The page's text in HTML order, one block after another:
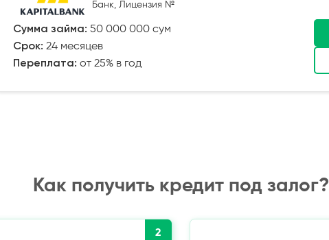
Банк, Лицензия №
Сумма займа: 50 000 000 сум
Срок: 24 месяцев
Переплата: от 25% в год
Как получить кредит под залог?
2